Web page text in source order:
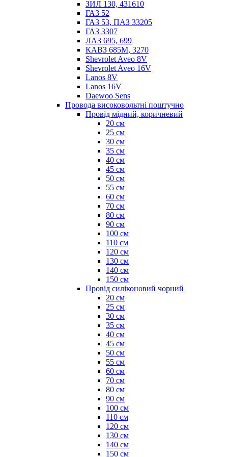
ЗИЛ 130, 431610
ГАЗ 52
ГАЗ 53, ПАЗ 33205
ГАЗ 3307
ЛАЗ 695, 699
КАВЗ 685М, 3270
Shevrolet Aveo 8V
Shevrolet Aveo 16V
Lanos 8V
Lanos 16V
Daewoo Sens
Провода високовольтні поштучно
Провід мідний, коричневий
20 см
25 см
30 см
35 см
40 см
45 см
50 см
55 см
60 см
70 см
80 см
90 см
100 см
110 см
120 см
130 см
140 см
150 см
Провід силіконовий чорний
20 см
25 см
30 см
35 см
40 см
45 см
50 см
55 см
60 см
70 см
80 см
90 см
100 см
110 см
120 см
130 см
140 см
150 см